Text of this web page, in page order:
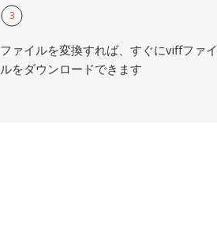
3
ファイルを変換すれば、すぐにviffファイ
ルをダウンロードできます